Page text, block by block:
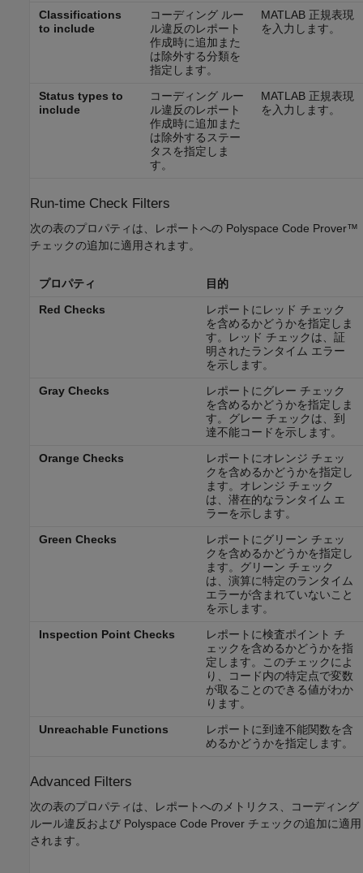
Classifications
to include
コーディング ルー
ル違反のレポート
作成時に追加また
は除外する分類を
指定します。
MATLAB 正規表現
を入力します。
Status types to
include
コーディング ルー
ル違反のレポート
作成時に追加また
は除外するステー
タスを指定しま
す。
MATLAB 正規表現
を入力します。
Run-time Check Filters
次の表のプロパティは、レポートへの Polyspace Code Prover™
チェックの追加に適用されます。
プロパティ
目的
Red Checks
レポートにレッド チェック
を含めるかどうかを指定しま
す。レッド チェックは、証
明されたランタイム エラー
を示します。
Gray Checks
レポートにグレー チェック
を含めるかどうかを指定しま
す。グレー チェックは、到
達不能コードを示します。
Orange Checks
レポートにオレンジ チェッ
クを含めるかどうかを指定し
ます。オレンジ チェック
は、潜在的なランタイム エ
ラーを示します。
Green Checks
レポートにグリーン チェッ
クを含めるかどうかを指定し
ます。グリーン チェック
は、演算に特定のランタイム
エラーが含まれていないこと
を示します。
Inspection Point Checks
レポートに検査ポイント チ
ェックを含めるかどうかを指
定します。このチェックによ
り、コード内の特定点で変数
が取ることのできる値がわか
ります。
Unreachable Functions
レポートに到達不能関数を含
めるかどうかを指定します。
Advanced Filters
次の表のプロパティは、レポートへのメトリクス、コーディング
ルール違反および Polyspace Code Prover チェックの追加に適用
されます。